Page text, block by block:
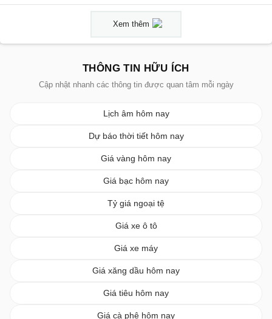
Xem thêm
THÔNG TIN HỮU ÍCH
Cập nhật nhanh các thông tin được quan tâm mỗi ngày
Lịch âm hôm nay
Dự báo thời tiết hôm nay
Giá vàng hôm nay
Giá bạc hôm nay
Tỷ giá ngoại tệ
Giá xe ô tô
Giá xe máy
Giá xăng dầu hôm nay
Giá tiêu hôm nay
Giá cà phê hôm nay